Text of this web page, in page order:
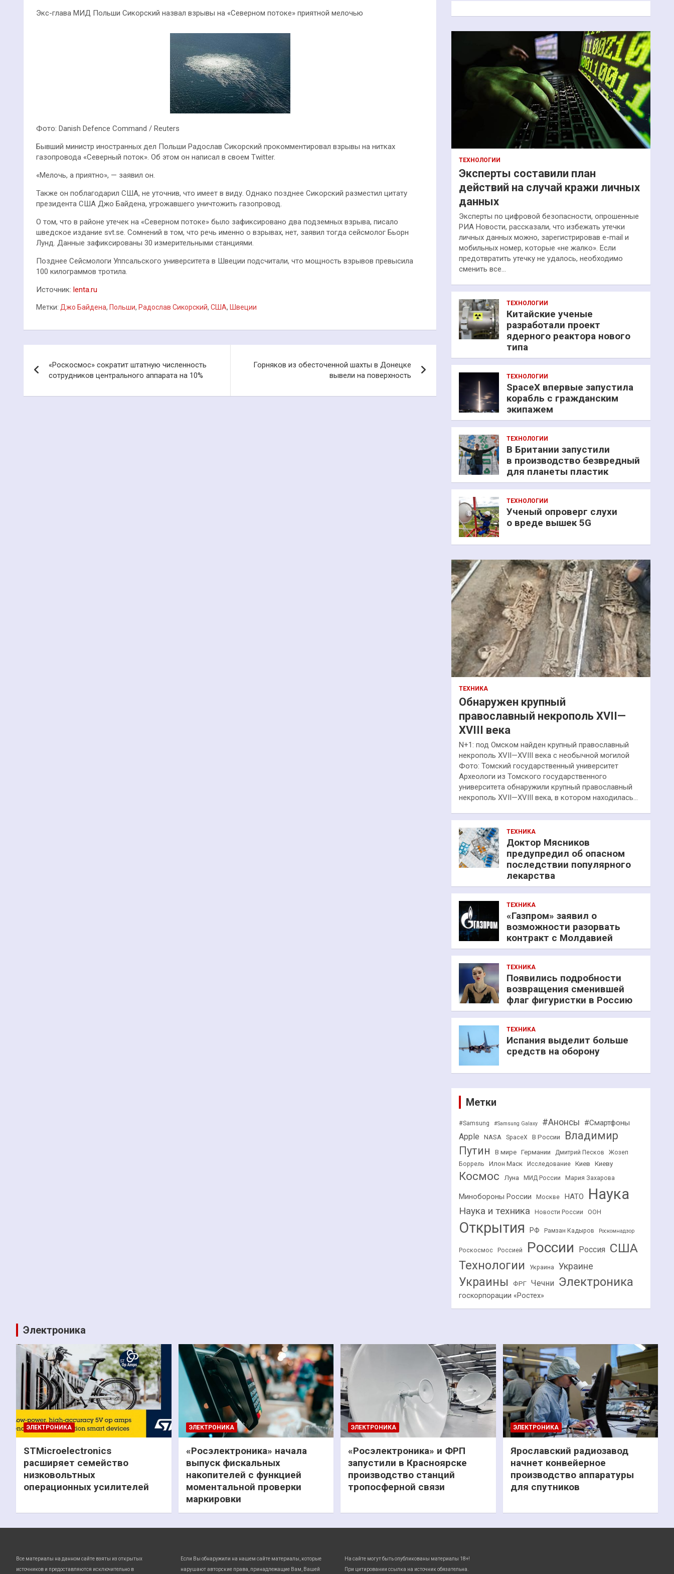
Экс-глава МИД Польши Сикорский назвал взрывы на «Северном потоке» приятной мелочью
Фото: Danish Defence Command / Reuters
Бывший министр иностранных дел Польши Радослав Сикорский прокомментировал взрывы на нитках
газопровода «Северный поток». Об этом он написал в своем Twitter.
«Мелочь, а приятно», — заявил он.
Также он поблагодарил США, не уточнив, что имеет в виду. Однако позднее Сикорский разместил цитату
президента США Джо Байдена, угрожавшего уничтожить газопровод.
О том, что в районе утечек на «Северном потоке» было зафиксировано два подземных взрыва, писало
шведское издание svt.se. Сомнений в том, что речь именно о взрывах, нет, заявил тогда сейсмолог Бьорн
Лунд. Данные зафиксированы 30 измерительными станциями.
Позднее Сейсмологи Уппсальского университета в Швеции подсчитали, что мощность взрывов превысила
100 килограммов тротила.
Источник: lenta.ru
Метки: Джо Байдена, Польши, Радослав Сикорский, США, Швеции
по
записям
«Роскосмос» сократит штатную численность
сотрудников центрального аппарата на 10%
Горняков из обесточенной шахты в Донецке
вывели на поверхность
к
ТЕХНОЛОГИИ
Эксперты составили план
действий на случай кражи личных
данных
Эксперты по цифровой безопасности, опрошенные
РИА Новости, рассказали, что избежать утечки
личных данных можно, зарегистрировав e-mail и
мобильных номер, которые «не жалко». Если
предотвратить утечку не удалось, необходимо
сменить все…
ТЕХНОЛОГИИ
Китайские ученые
разработали проект
ядерного реактора нового
типа
ТЕХНОЛОГИИ
SpaceX впервые запустила
корабль с гражданским
экипажем
ТЕХНОЛОГИИ
В Британии запустили
в производство безвредный
для планеты пластик
ТЕХНОЛОГИИ
Ученый опроверг слухи
о вреде вышек 5G
ТЕХНИКА
Обнаружен крупный
православный некрополь XVII—
XVIII века
N+1: под Омском найден крупный православный
некрополь XVII—XVIII века с необычной могилой
Фото: Томский государственный университет
Археологи из Томского государственного
университета обнаружили крупный православный
некрополь XVII—XVIII века, в котором находилась…
ТЕХНИКА
Доктор Мясников
предупредил об опасном
последствии популярного
лекарства
ТЕХНИКА
«Газпром» заявил о
возможности разорвать
контракт с Молдавией
ТЕХНИКА
Появились подробности
возвращения сменившей
флаг фигуристки в Россию
ТЕХНИКА
Испания выделит больше
средств на оборону
Метки
#Samsung #Samsung Galaxy #Анонсы #Смартфоны
Apple NASA SpaceX В России
Владимир
Путин
В мире Германии Дмитрий Песков
Жозеп
Боррель
Илон Маск Исследование Киев Киеву
Космос Луна МИД России Мария Захарова
Минобороны России Москве НАТО Наука
Наука и техника Новости России ООН
Открытия РФ Рамзан Кадыров Роскомнадзор
Роскосмос Россией России Россия США
Технологии Украина Украине
Украины ФРГ Чечни Электроника
госкорпорации «Ростех»
Электроника
ЭЛЕКТРОНИКА
STMicroelectronics
расширяет семейство
низковольтных
операционных усилителей
ЭЛЕКТРОНИКА
«Росэлектроника» начала
выпуск фискальных
накопителей с функцией
моментальной проверки
маркировки
ЭЛЕКТРОНИКА
«Росэлектроника» и ФРП
запустили в Красноярске
производство станций
тропосферной связи
ЭЛЕКТРОНИКА
Ярославский радиозавод
начнет конвейерное
производство аппаратуры
для спутников
Все материалы на данном сайте взяты из открытых
источников и предоставляются исключительно в
Если Вы обнаружили на нашем сайте материалы, которые
нарушают авторские права, принадлежащие Вам, Вашей
На сайте могут быть опубликованы материалы 18+!
При цитировании ссылка на источник обязательна.